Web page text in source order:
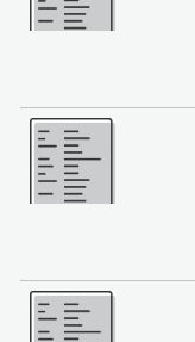
さらに表示
さらに表示